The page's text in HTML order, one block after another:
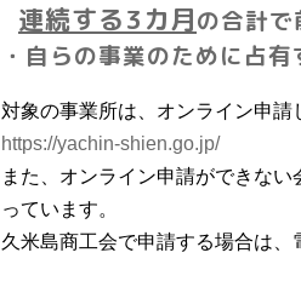
連続する3カ月の合計で
・自らの事業のために占
対象の事業所は、オンライン申請
https://yachin-shien.go.jp/
また、オンライン申請ができな
っています。
久米島商工会で申請する場合は、